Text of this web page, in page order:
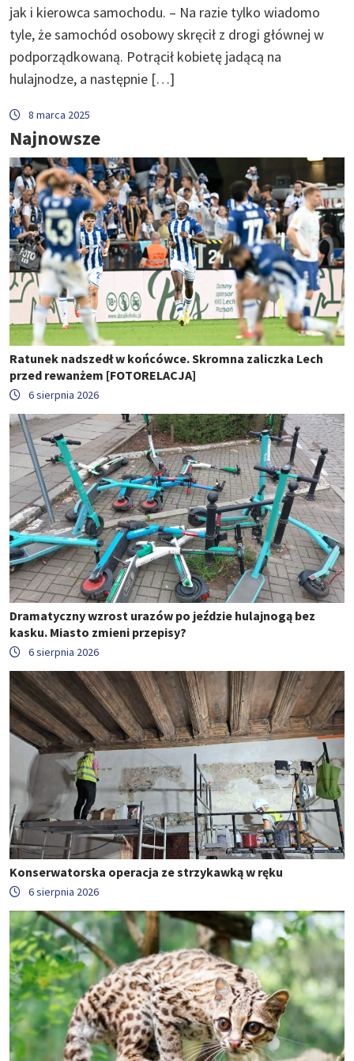
jak i kierowca samochodu. – Na razie tylko wiadomo
tyle, że samochód osobowy skręcił z drogi głównej w
podporządkowaną. Potrącił kobietę jadącą na
hulajnodze, a następnie […]
8 marca 2025
Najnowsze
Ratunek nadszedł w końcówce. Skromna zaliczka Lech
przed rewanżem [FOTORELACJA]
6 sierpnia 2026
Dramatyczny wzrost urazów po jeździe hulajnogą bez
kasku. Miasto zmieni przepisy?
6 sierpnia 2026
Konserwatorska operacja ze strzykawką w ręku
6 sierpnia 2026